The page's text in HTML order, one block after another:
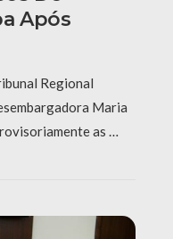
Após
Regional
Maria
as …